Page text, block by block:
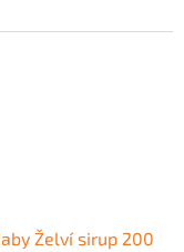
Želví sirup 200